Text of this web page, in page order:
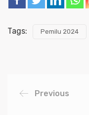
Tags: Pemilu 2024
Previous